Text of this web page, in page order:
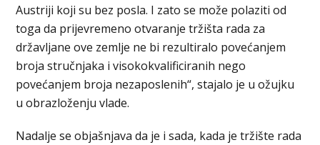
Austriji koji su bez posla. I zato se može polaziti od
toga da prijevremeno otvaranje tržišta rada za
državljane ove zemlje ne bi rezultiralo povećanjem
broja stručnjaka i visokokvalificiranih nego
povećanjem broja nezaposlenih“, stajalo je u ožujku
u obrazloženju vlade.
Nadalje se objašnjava da je i sada, kada je tržište rada